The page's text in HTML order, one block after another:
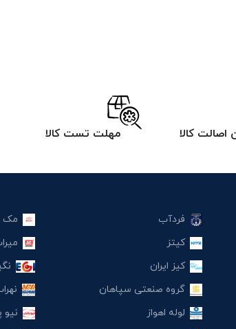
کالا مهلت تست کالا
فردآب
کیتز
کیز ایران
گروه صنعتی سپاهان
لوله اهواز
مک Mech
نیو